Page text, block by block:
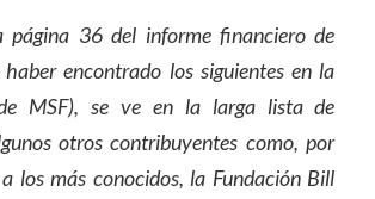
36 del informe financiero de
encontrado los siguientes en la
MSF), se ve en la larga lista de
otros contribuyentes como, por
los más conocidos, la Fundación Bill